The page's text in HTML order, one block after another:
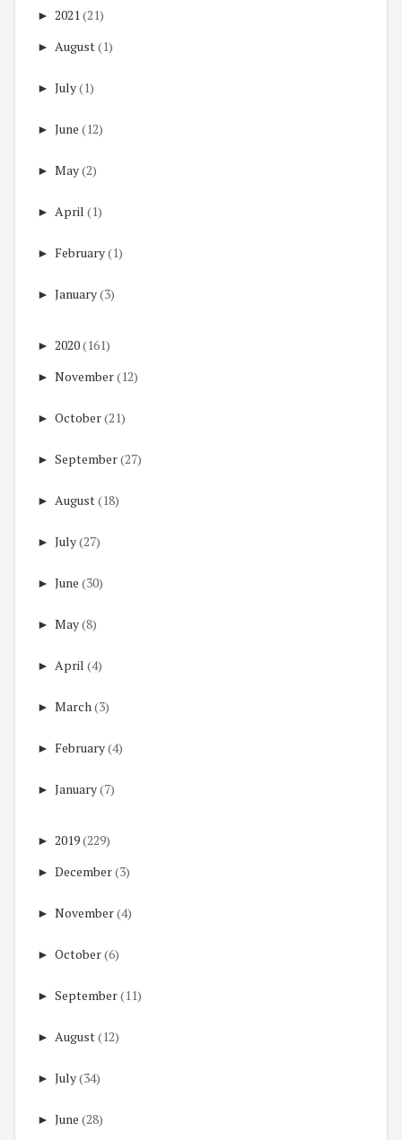
► 2021 (21)
► August(1)
► July(1)
► June (12)
► May(2)
► April (1)
► February(1)
► January(3)
► 2020(161)
► November(12)
► October(21)
► September(27)
► August(18)
► July(27)
► June (30)
► May(8)
► April (4)
► March(3)
► February(4)
► January(7)
► 2019(229)
► December(3)
► November(4)
► October(6)
► September(11)
► August(12)
► July(34)
► June (28)